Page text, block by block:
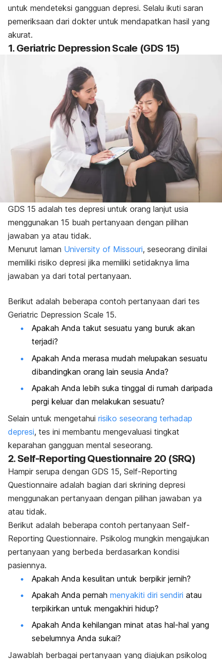
untuk mendeteksi gangguan depresi. Selalu ikuti saran
pemeriksaan dari dokter untuk mendapatkan hasil yang
akurat.
1. Geriatric Depression Scale (GDS 15)
GDS 15 adalah tes depresi untuk orang lanjut usia
menggunakan 15 buah pertanyaan dengan pilihan
jawaban ya atau tidak.
Menurut laman University of Missouri, seseorang dinilai
memiliki risiko depresi jika memiliki setidaknya lima
jawaban ya dari total pertanyaan.
Berikut adalah beberapa contoh pertanyaan dari tes
Geriatric Depression Scale 15.
Apakah Anda takut sesuatu yang buruk akan
terjadi?
Apakah Anda merasa mudah melupakan sesuatu
dibandingkan orang lain seusia Anda?
Apakah Anda lebih suka tinggal di rumah daripada
pergi keluar dan melakukan sesuatu?
Selain untuk mengetahui risiko seseorang terhadap
depresi, tes ini membantu mengevaluasi tingkat
keparahan gangguan mental seseorang.
2. Self-Reporting Questionnaire 20 (SRQ)
Hampir serupa dengan GDS 15, Self-Reporting
Questionnaire adalah bagian dari skrining depresi
menggunakan pertanyaan dengan pilihan jawaban ya
atau tidak.
Berikut adalah beberapa contoh pertanyaan Self-
Reporting Questionnaire. Psikolog mungkin mengajukan
pertanyaan yang berbeda berdasarkan kondisi
pasiennya.
Apakah Anda kesulitan untuk berpikir jernih?
Apakah Anda pernah menyakiti diri sendiri atau
terpikirkan untuk mengakhiri hidup?
Apakah Anda kehilangan minat atas hal-hal yang
sebelumnya Anda sukai?
Jawablah berbagai pertanyaan yang diajukan psikolog